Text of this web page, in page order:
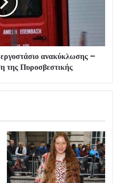
ανακύκλωσης –
της Πυροσβεστικής